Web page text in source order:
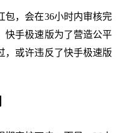
包，会在36小时内审核完
快手极速版为了营造公平
，或许违反了快手极速版